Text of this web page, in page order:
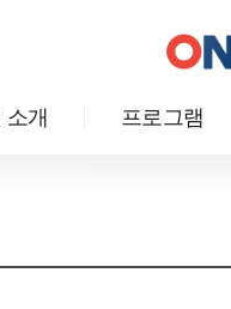
소개 프로그램